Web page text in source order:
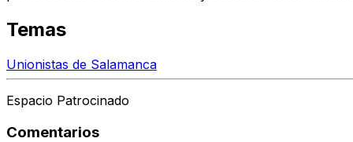
Temas
Unionistas de Salamanca
Espacio Patrocinado
Comentarios